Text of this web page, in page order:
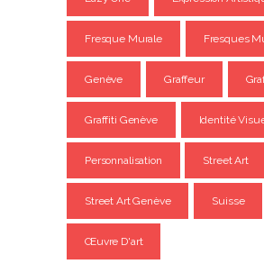
Fresque Murale Fresques
Genève Graffeur
Graffiti Genève Identité
Personnalisation Street Art
Street Art Genève Suisse
Œuvre D'art